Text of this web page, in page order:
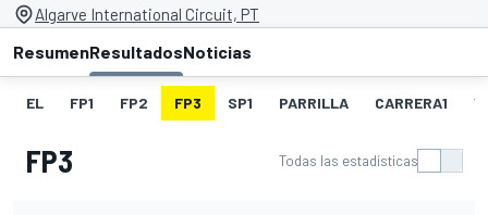
Algarve International Circuit, PT
ResumenResultadosNoticias
EL FP1 FP2 FP3 SP1 PARRILLA CARRERA1
FP3 Todas las estadísticas